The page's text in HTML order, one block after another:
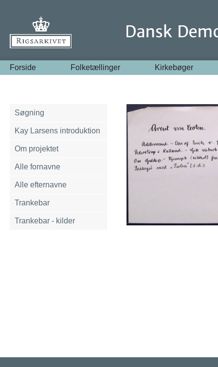
Forside Folketællinger Kirkebøger
Søgning
Kay Larsens introduktion
Om projektet
Alle fornavne
Alle efternavne
Trankebar
Trankebar - kilder